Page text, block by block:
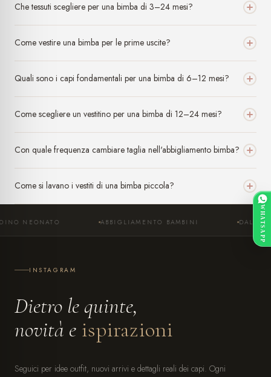
WHATSAPP
Che tessuti scegliere per una bimba di 3–24 mesi?
Come vestire una bimba per le prime uscite?
Quali sono i capi fondamentali per una bimba di 6–12 mesi?
Come scegliere un vestitino per una bimba di 12–24 mesi?
Con quale frequenza cambiare taglia nell'abbigliamento bimba?
Come si lavano i vestiti di una bimba piccola?
ABBIGLIAMENTO BAMBINI DAL 2007 ·
INSTAGRAM
Dietro le quinte,
novità e ispirazioni
Seguici per idee outfit, nuovi arrivi e dettagli reali dei capi. Ogni